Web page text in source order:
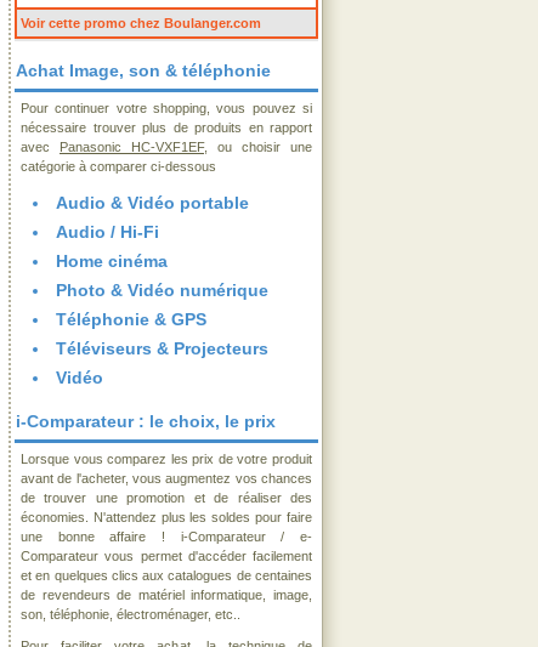
Voir cette promo chez Boulanger.com
Achat Image, son & téléphonie
Pour continuer votre shopping, vous pouvez si
nécessaire trouver plus de produits en rapport
avec Panasonic HC-VXF1EF, ou choisir une
catégorie à comparer ci-dessous
Audio & Vidéo portable
Audio / Hi-Fi
Home cinéma
Photo & Vidéo numérique
Téléphonie & GPS
Téléviseurs & Projecteurs
Vidéo
i-Comparateur : le choix, le prix
Lorsque vous comparez les prix de votre produit
avant de l'acheter, vous augmentez vos chances
de trouver une promotion et de réaliser des
économies. N'attendez plus les soldes pour faire
une bonne affaire ! i-Comparateur / e-
Comparateur vous permet d'accéder facilement
et en quelques clics aux catalogues de centaines
de revendeurs de matériel informatique, image,
son, téléphonie, électroménager, etc..